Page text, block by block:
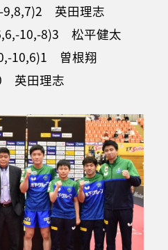
英田理志
10,-8)3 松平健太
10,6)1 曽根翔
英田理志